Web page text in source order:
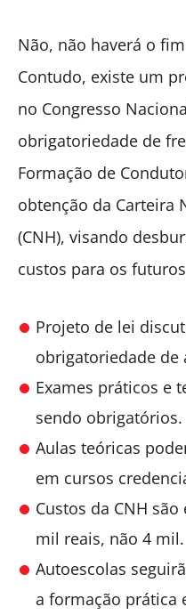
Não, não haverá o
Contudo, existe um
no Congresso
obrigatoriedade de
Formação de
obtenção da Carteira
(CNH), visando
custos para os
Projeto de lei
obrigatoriedade de
Exames práticos e
sendo obrigatórios.
Aulas teóricas
em cursos
Custos da CNH
mil reais, não 4 mil.
Autoescolas
a formação prática